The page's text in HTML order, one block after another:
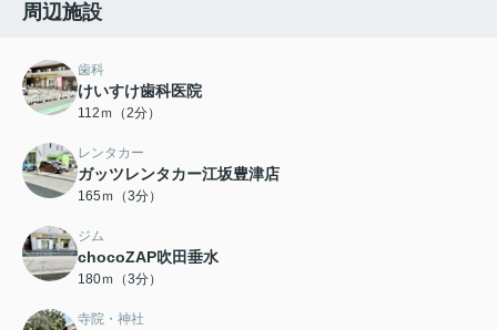
周辺施設
歯科
けいすけ歯科医院
112ｍ（2分）
レンタカー
ガッツレンタカー江坂豊津店
165ｍ（3分）
ジム
chocoZAP吹田垂水
180ｍ（3分）
寺院・神社